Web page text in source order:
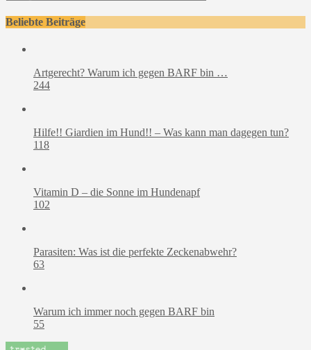
Beliebte Beiträge
Artgerecht? Warum ich gegen BARF bin …
244
Hilfe!! Giardien im Hund!! – Was kann man dagegen tun?
118
Vitamin D – die Sonne im Hundenapf
102
Parasiten: Was ist die perfekte Zeckenabwehr?
63
Warum ich immer noch gegen BARF bin
55